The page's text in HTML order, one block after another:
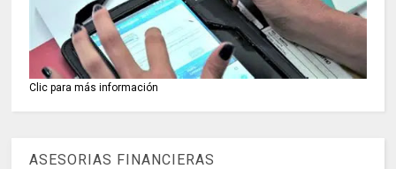
Clic para más información
ASESORIAS FINANCIERAS